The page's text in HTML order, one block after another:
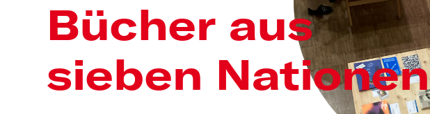
Bücher aus
sieben Nationen